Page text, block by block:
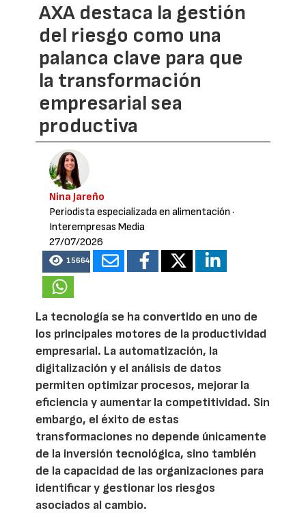
AXA destaca la gestión
del riesgo como una
palanca clave para que
la transformación
empresarial sea
productiva
Nina Jareño
Periodista especializada en alimentación ·
Interempresas Media
27/07/2026
15664
La tecnología se ha convertido en uno de
los principales motores de la productividad
empresarial. La automatización, la
digitalización y el análisis de datos
permiten optimizar procesos, mejorar la
eficiencia y aumentar la competitividad. Sin
embargo, el éxito de estas
transformaciones no depende únicamente
de la inversión tecnológica, sino también
de la capacidad de las organizaciones para
identificar y gestionar los riesgos
asociados al cambio.